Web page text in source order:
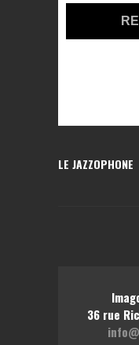
LE JAZZOPHONE
36 rue